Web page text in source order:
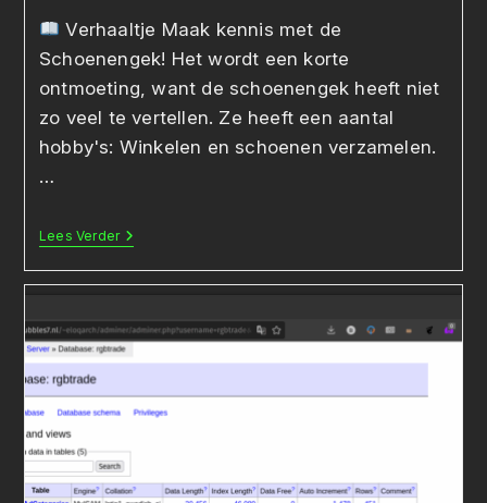
Verhaaltje Maak kennis met de
Schoenengek! Het wordt een korte
ontmoeting, want de schoenengek heeft niet
zo veel te vertellen. Ze heeft een aantal
hobby's: Winkelen en schoenen verzamelen.
…
Lees Verder
Casus:
De
Schoenengek